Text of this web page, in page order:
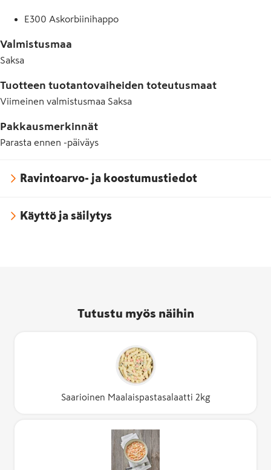
E300 Askorbiinihappo
Valmistusmaa
Saksa
Tuotteen tuotantovaiheiden toteutusmaat
Viimeinen valmistusmaa Saksa
Pakkausmerkinnät
Parasta ennen -päiväys
Ravintoarvo- ja koostumustiedot
Käyttö ja säilytys
Tutustu myös näihin
Saarioinen Maalaispastasalaatti 2kg